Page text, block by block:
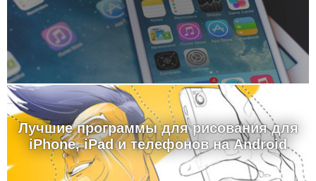
Лучшие программы для рисования для
iPhone, iPad и телефонов на Android